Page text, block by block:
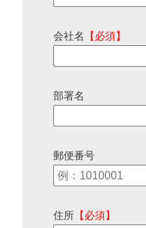
会社名 【必須】
部署名
郵便番号
住所 【必須】